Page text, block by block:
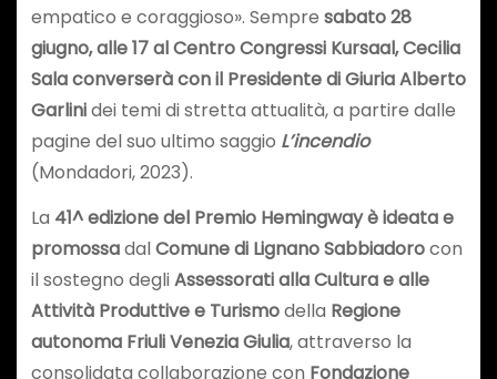
empatico e coraggioso». Sempre sabato 28
giugno, alle 17 al Centro Congressi Kursaal, Cecilia
Sala converserà con il Presidente di Giuria Alberto
Garlinidei temi di stretta attualità, a partire dalle
pagine del suo ultimo saggio L’incendio
(Mondadori, 2023).
La 41^ edizione del Premio Hemingway è ideata e
promossadalComune di Lignano Sabbiadorocon
il sostegno degliAssessorati alla Cultura e alle
Attività Produttive e Turismodella Regione
autonoma Friuli Venezia Giulia, attraverso la
consolidata collaborazione con Fondazione